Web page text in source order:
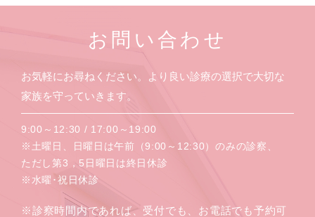
お問い合わせ
お気軽にお尋ねください。より良い診療の選択で大切な
家族を守っていきます。
9:00～12:30 / 17:00～19:00
※土曜日、日曜日は午前（9:00～12:30）のみの診察、
ただし第3，5日曜日は終日休診
※水曜･祝日休診
※診察時間内であれば、受付でも、お電話でも予約可